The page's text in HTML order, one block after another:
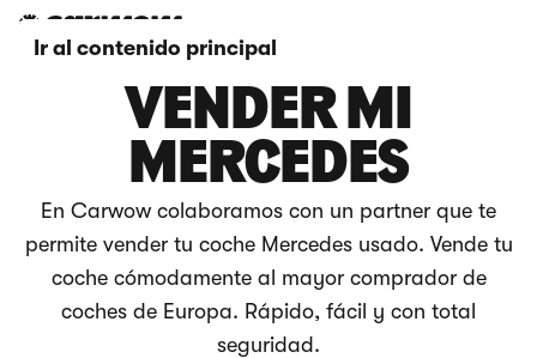
Ir al contenido principal
VENDER MI
MERCEDES
En Carwow colaboramos con un partner que te
permite vender tu coche Mercedes usado. Vende tu
coche cómodamente al mayor comprador de
coches de Europa. Rápido, fácil y con total
seguridad.